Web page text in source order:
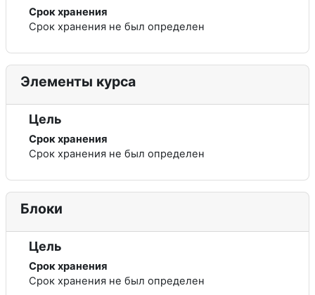
Срок хранения
Срок хранения не был определен
Элементы курса
Цель
Срок хранения
Срок хранения не был определен
Блоки
Цель
Срок хранения
Срок хранения не был определен